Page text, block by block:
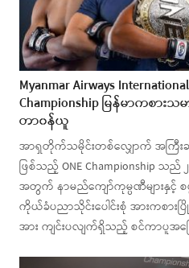
Myanmar Airways
Championship မြန်မာကစားသ
တာ၀န်ယူ
အာရှတိုက်သမိုင်းတစ်လျှောက် အကြီး
ဖြစ်သည့် ONE Championship
အတွက် နာမည်ကျော်ကုမ္ပဏီများနှင့်
ကိုယ်ခံပညာသိုင်းပေါင်းစုံ အားကစားပြိုင်
အား ကျင်းပလျက်ရှိသည့် စင်ကာပူအခြ